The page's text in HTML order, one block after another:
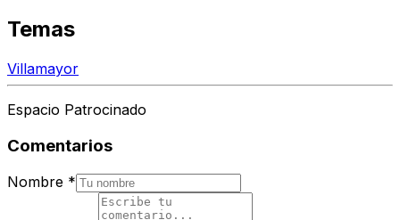
Temas
Villamayor
Espacio Patrocinado
Comentarios
Nombre *